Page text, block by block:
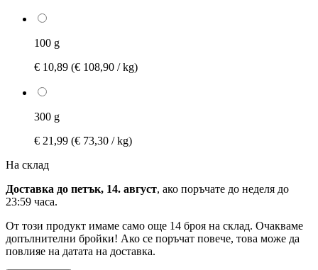
100 g
€ 10,89 (€ 108,90 / kg)
300 g
€ 21,99 (€ 73,30 / kg)
На склад
Доставка до петък, 14. август, ако поръчате до неделя до
23:59 часа.
От този продукт имаме само още 14 броя на склад. Очакваме
допълнителни бройки! Ако се поръчат повече, това може да
повлияе на датата на доставка.